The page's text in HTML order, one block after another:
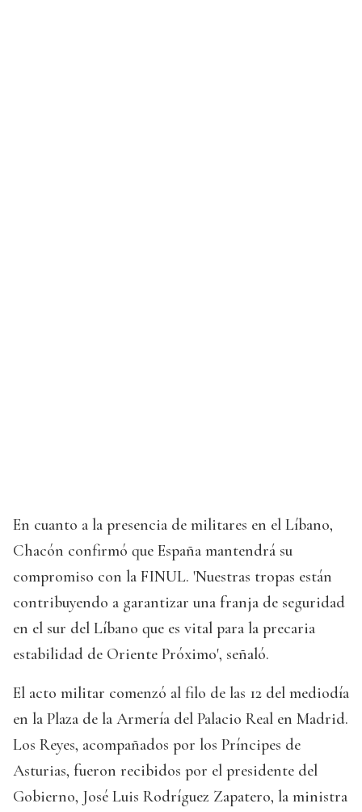
En cuanto a la presencia de militares en el Líbano,
Chacón confirmó que España mantendrá su
compromiso con la FINUL. 'Nuestras tropas están
contribuyendo a garantizar una franja de seguridad
en el sur del Líbano que es vital para la precaria
estabilidad de Oriente Próximo', señaló.
El acto militar comenzó al filo de las 12 del mediodía
en la Plaza de la Armería del Palacio Real en Madrid.
Los Reyes, acompañados por los Príncipes de
Asturias, fueron recibidos por el presidente del
Gobierno, José Luis Rodríguez Zapatero, la ministra